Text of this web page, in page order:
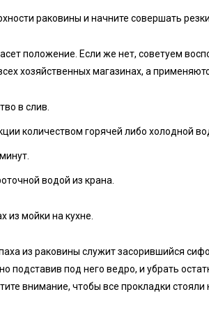
раковины и начните совершать
положение. Если же нет, советуем
хозяйственных магазинах, а
в слив.
количеством горячей либо холодной
водой из крана.
из мойки на кухне.
из раковины служит засорившийся
подставив под него ведро, и убрать
внимание, чтобы все прокладки